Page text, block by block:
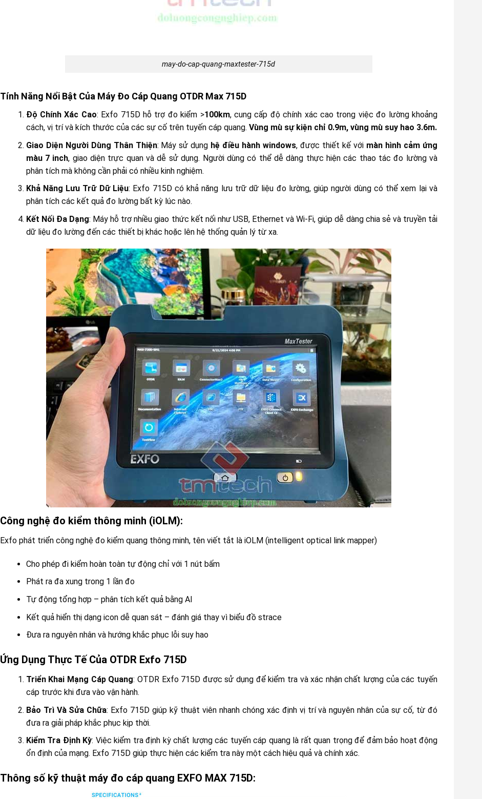
may-do-cap-quang-maxtester-715d
Tính Năng Nổi Bật Của Máy Đo Cáp Quang OTDR Max 715D
Độ Chính Xác Cao: Exfo 715D hỗ trợ đo kiểm >100km, cung cấp độ chính xác cao trong việc đo lường khoảng
cách, vị trí và kích thước của các sự cố trên tuyến cáp quang. Vùng mù sự kiện chỉ 0.9m, vùng mù suy hao 3.6m.
Giao Diện Người Dùng Thân Thiện: Máy sử dụng hệ điều hành windows, được thiết kế với màn hình cảm ứng
màu 7 inch, giao diện trực quan và dễ sử dụng. Người dùng có thể dễ dàng thực hiện các thao tác đo lường và
phân tích mà không cần phải có nhiều kinh nghiệm.
Khả Năng Lưu Trữ Dữ Liệu: Exfo 715D có khả năng lưu trữ dữ liệu đo lường, giúp người dùng có thể xem lại và
phân tích các kết quả đo lường bất kỳ lúc nào.
Kết Nối Đa Dạng: Máy hỗ trợ nhiều giao thức kết nối như USB, Ethernet và Wi-Fi, giúp dễ dàng chia sẻ và truyền tải
dữ liệu đo lường đến các thiết bị khác hoặc lên hệ thống quản lý từ xa.
Công nghệ đo kiểm thông minh (iOLM):
Exfo phát triển công nghệ đo kiểm quang thông minh, tên viết tắt là iOLM (intelligent optical link mapper)
Cho phép đi kiểm hoàn toàn tự động chỉ với 1 nút bấm
Phát ra đa xung trong 1 lần đo
Tự động tổng hợp – phân tích kết quả bằng AI
Kết quả hiển thị dạng icon dễ quan sát – đánh giá thay vì biểu đồ strace
Đưa ra nguyên nhân và hướng khắc phục lỗi suy hao
Ứng Dụng Thực Tế Của OTDR Exfo 715D
Triển Khai Mạng Cáp Quang: OTDR Exfo 715D được sử dụng để kiểm tra và xác nhận chất lượng của các tuyến
cáp trước khi đưa vào vận hành.
Bảo Trì Và Sửa Chữa: Exfo 715D giúp kỹ thuật viên nhanh chóng xác định vị trí và nguyên nhân của sự cố, từ đó
đưa ra giải pháp khắc phục kịp thời.
Kiểm Tra Định Kỳ: Việc kiểm tra định kỳ chất lượng các tuyến cáp quang là rất quan trọng để đảm bảo hoạt động
ổn định của mạng. Exfo 715D giúp thực hiện các kiểm tra này một cách hiệu quả và chính xác.
Thông số kỹ thuật máy đo cáp quang EXFO MAX 715D: